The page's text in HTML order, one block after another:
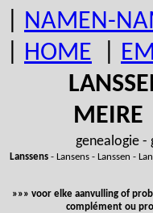
NAMEN-
HOME
genealogie -
Lanssens- Lansens - Lanssen -
»»» voor elke aanvulling of
complément ou